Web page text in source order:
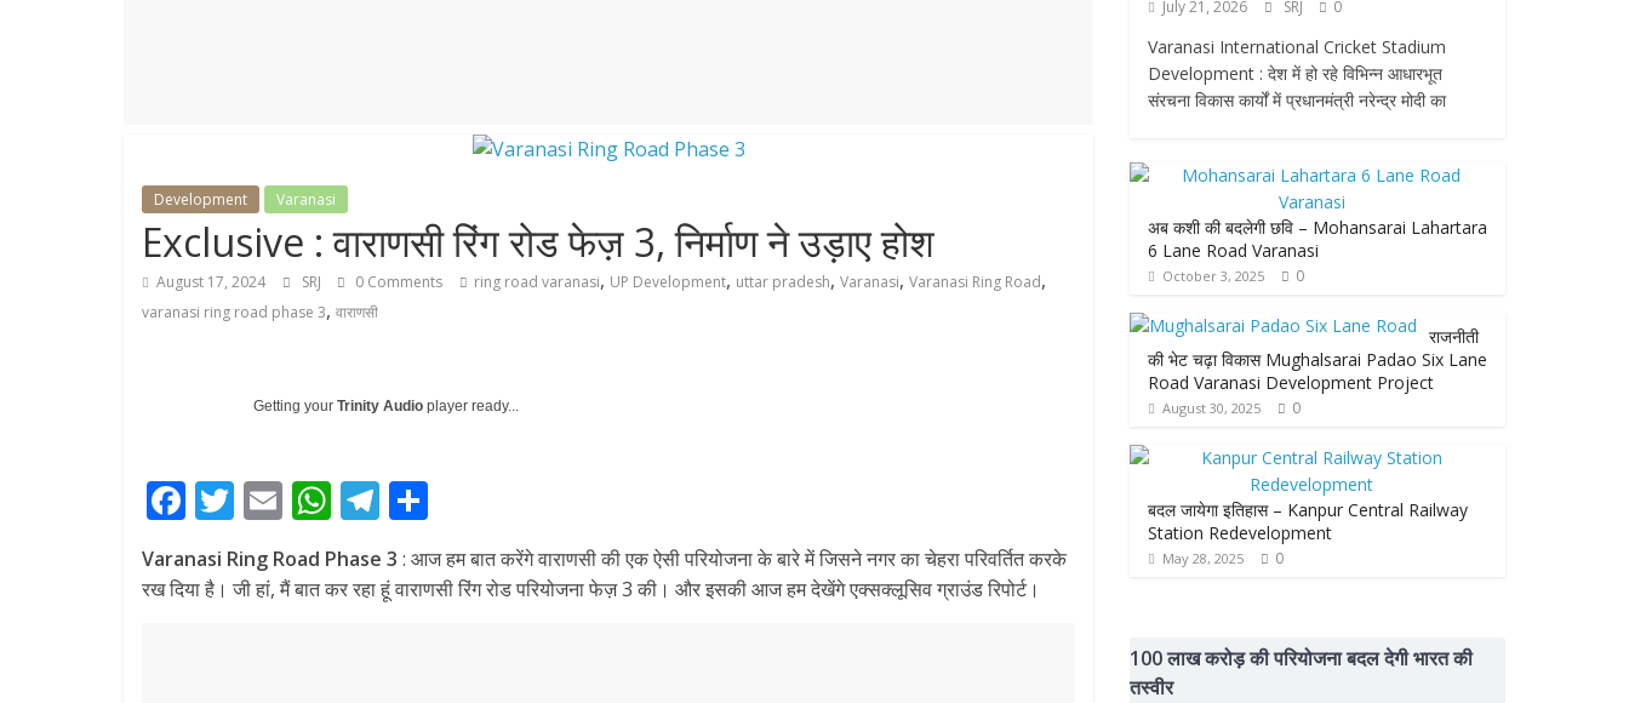
Development Varanasi
Exclusive : वाराणसी रिंग रोड फेज़ 3, निर्माण ने उड़ाए होश
August 17, 2024 SRJ 0 Comments ring road varanasi, UP Development, uttar pradesh, Varanasi, Varanasi Ring Road,
varanasi ring road phase 3, वाराणसी
Getting your Trinity Audio player ready...
F
ac
e
T
w
itt
er
E
m
ai
W
h
at
T
el
e
gr
ar
Varanasi Ring Road Phase 3 : आज हम बात करेंगे वाराणसी की एक ऐसी परियोजना के बारे में जिसने नगर का चेहरा परिवर्तित करके
रख दिया है। जी हां, मैं बात कर रहा हूं वाराणसी रिंग रोड परियोजना फेज़ 3 की। और इसकी आज हम देखेंगे एक्सक्लूसिव ग्राउंड रिपोर्ट।
July 21, 2026 SRJ 0
Varanasi International Cricket Stadium
Development : देश में हो रहे विभिन्न आधारभूत
संरचना विकास कार्यों में प्रधानमंत्री नरेन्द्र मोदी का
अब कशी की बदलेगी छवि – Mohansarai Lahartara
6 Lane Road Varanasi
October 3, 2025 0
राजनीती
की भेट चढ़ा विकास Mughalsarai Padao Six Lane
Road Varanasi Development Project
August 30, 2025 0
बदल जायेगा इतिहास – Kanpur Central Railway
Station Redevelopment
May 28, 2025 0
100 लाख करोड़ की परियोजना बदल देगी भारत की
तस्वीर